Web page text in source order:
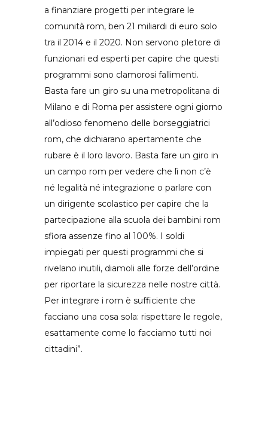
a finanziare progetti per integrare le
comunità rom, ben 21 miliardi di euro solo
tra il 2014 e il 2020. Non servono pletore di
funzionari ed esperti per capire che questi
programmi sono clamorosi fallimenti.
Basta fare un giro su una metropolitana di
Milano e di Roma per assistere ogni giorno
all’odioso fenomeno delle borseggiatrici
rom, che dichiarano apertamente che
rubare è il loro lavoro. Basta fare un giro in
un campo rom per vedere che lì non c’è
né legalità né integrazione o parlare con
un dirigente scolastico per capire che la
partecipazione alla scuola dei bambini rom
sfiora assenze fino al 100%. I soldi
impiegati per questi programmi che si
rivelano inutili, diamoli alle forze dell’ordine
per riportare la sicurezza nelle nostre città.
Per integrare i rom è sufficiente che
facciano una cosa sola: rispettare le regole,
esattamente come lo facciamo tutti noi
cittadini”.